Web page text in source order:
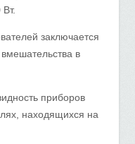
заключается
в
приборов
находящихся на